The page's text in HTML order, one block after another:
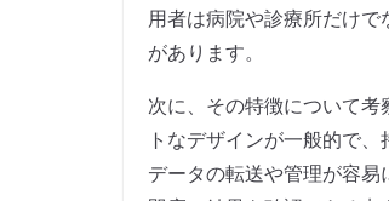
用者は病院や診療所だけ
があります。
次に、その特徴について
トなデザインが一般的で
データの転送や管理が容